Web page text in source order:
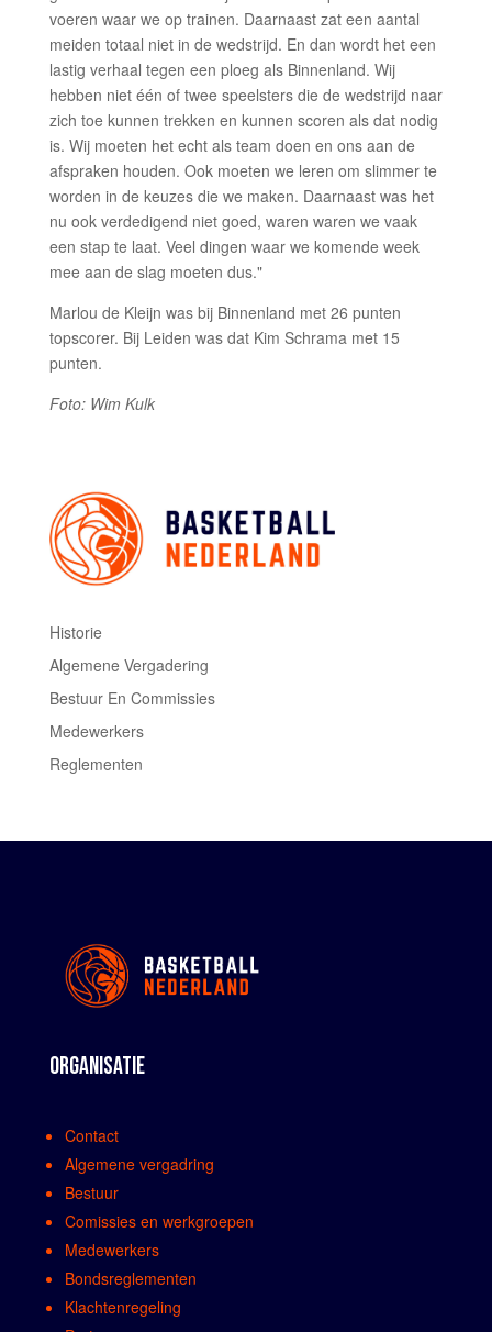
voeren waar we op trainen. Daarnaast zat een aantal
meiden totaal niet in de wedstrijd. En dan wordt het een
lastig verhaal tegen een ploeg als Binnenland. Wij
hebben niet één of twee speelsters die de wedstrijd naar
zich toe kunnen trekken en kunnen scoren als dat nodig
is. Wij moeten het echt als team doen en ons aan de
afspraken houden. Ook moeten we leren om slimmer te
worden in de keuzes die we maken. Daarnaast was het
nu ook verdedigend niet goed, waren waren we vaak
een stap te laat. Veel dingen waar we komende week
mee aan de slag moeten dus."
Marlou de Kleijn was bij Binnenland met 26 punten
topscorer. Bij Leiden was dat Kim Schrama met 15
punten.
Foto: Wim Kulk
Historie
Algemene Vergadering
Bestuur En Commissies
Medewerkers
Reglementen
ORGANISATIE
Contact
Algemene vergadring
Bestuur
Comissies en werkgroepen
Medewerkers
Bondsreglementen
Klachtenregeling